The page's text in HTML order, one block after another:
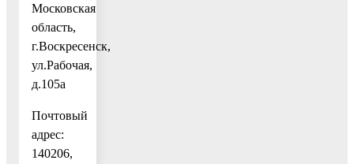
Московская
область,
г.Воскресенск,
ул.Рабочая,
д.105а
Почтовый
адрес:
140206,